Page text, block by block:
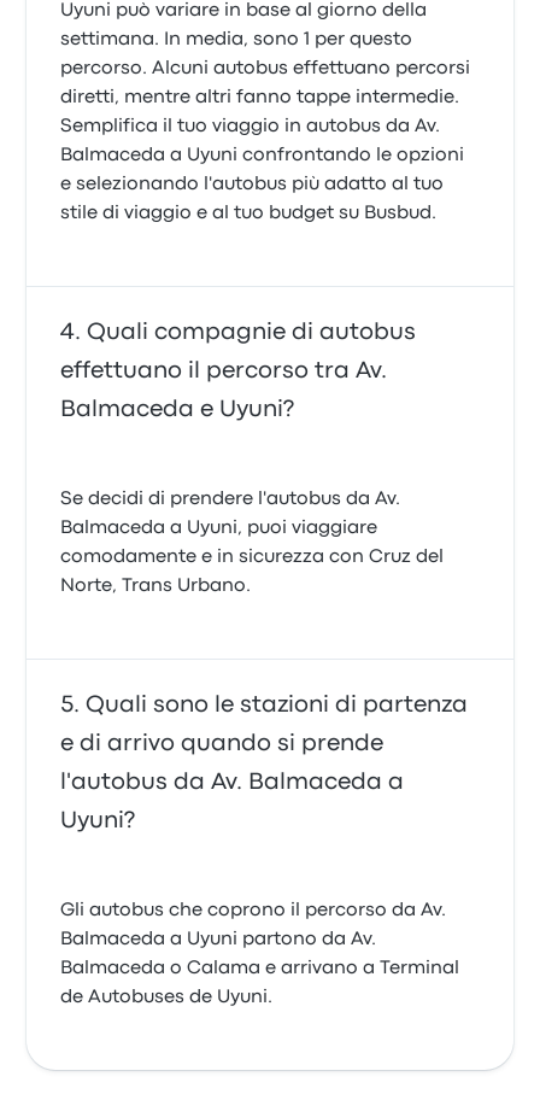
Uyuni può variare in base al giorno della
settimana. In media, sono 1 per questo
percorso. Alcuni autobus effettuano percorsi
diretti, mentre altri fanno tappe intermedie.
Semplifica il tuo viaggio in autobus da Av.
Balmaceda a Uyuni confrontando le opzioni
e selezionando l'autobus più adatto al tuo
stile di viaggio e al tuo budget su Busbud.
Quali compagnie di autobus
effettuano il percorso tra Av.
Balmaceda e Uyuni?
Se decidi di prendere l'autobus da Av.
Balmaceda a Uyuni, puoi viaggiare
comodamente e in sicurezza con Cruz del
Norte, Trans Urbano.
Quali sono le stazioni di partenza
e di arrivo quando si prende
l'autobus da Av. Balmaceda a
Uyuni?
Gli autobus che coprono il percorso da Av.
Balmaceda a Uyuni partono da Av.
Balmaceda o Calama e arrivano a Terminal
de Autobuses de Uyuni.